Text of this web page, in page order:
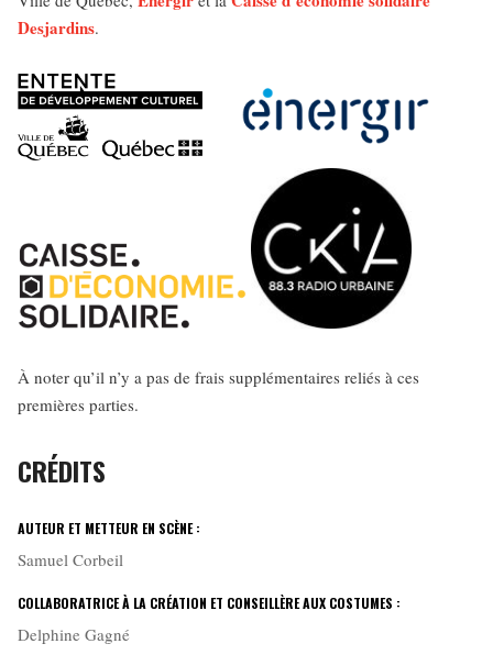
Desjardins.
À noter qu’il n’y a pas de frais supplémentaires reliés à ces
premières parties.
CRÉDITS
AUTEUR ET METTEUR EN SCÈNE :
Samuel Corbeil
COLLABORATRICE À LA CRÉATION ET CONSEILLÈRE AUX COSTUMES :
Delphine Gagné